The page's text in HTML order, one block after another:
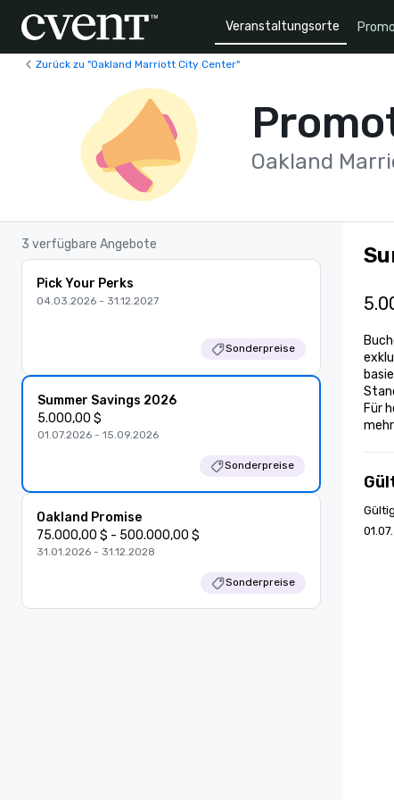
Veranstaltungsorte
Zurück zu "Oakland Marriott City Center"
Oakland
3 verfügbare Angebote
Pick Your Perks
04.03.2026 - 31.12.2027
Sonderpreise
Summer Savings 2026
5.000,00 $
01.07.2026 - 15.09.2026
Sonderpreise
Oakland Promise
75.000,00 $ - 500.000,00 $
31.01.2026 - 31.12.2028
Sonderpreise
Für